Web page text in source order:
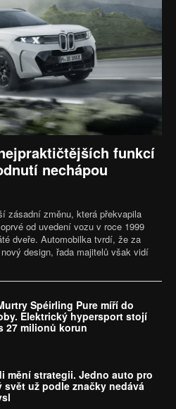
funkcí
nechápou
zásadní změnu, která překvapila
od uvedení vozu v roce 1999
dveře. Automobilka tvrdí, že za
design, řada majitelů však vidí
Spéirling Pure míří do
Elektrický hypersport stojí
27 milionů korun
mění strategii. Jedno auto pro
svět už podle značky nedává